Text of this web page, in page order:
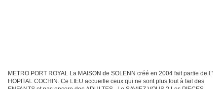
METRO PORT ROYAL La MAISON de SOLENN créé en 2004 fait partie de l '
HOPITAL COCHIN. Ce LIEU accueille ceux qui ne sont plus tout à fait des